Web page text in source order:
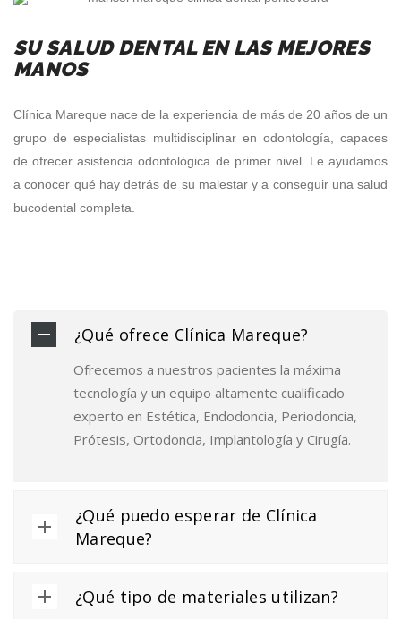
SU SALUD DENTAL EN LAS MEJORES
MANOS
Clínica Mareque nace de la experiencia de más de 20 años de un
grupo de especialistas multidisciplinar en odontología, capaces
de ofrecer asistencia odontológica de primer nivel. Le ayudamos
a conocer qué hay detrás de su malestar y a conseguir una salud
bucodental completa.
¿Qué ofrece Clínica Mareque?
Ofrecemos a nuestros pacientes la máxima
tecnología y un equipo altamente cualificado
experto en Estética, Endodoncia, Periodoncia,
Prótesis, Ortodoncia, Implantología y Cirugía.
¿Qué puedo esperar de Clínica
Mareque?
¿Qué tipo de materiales utilizan?